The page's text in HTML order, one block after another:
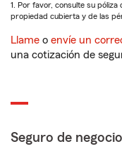
1. Por favor, consulte su
propiedad cubierta y de las
Llame o envíe un
una cotización de
Seguro de